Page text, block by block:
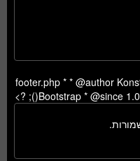
/** footer.php * * @author
Bootstrap * @since